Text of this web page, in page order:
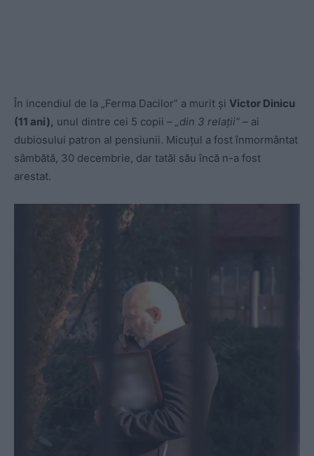
În incendiul de la „Ferma Dacilor” a murit și Victor Dinicu
(11 ani), unul dintre cei 5 copii – „din 3 relații” – ai
dubiosului patron al pensiunii. Micuțul a fost înmormântat
sâmbătă, 30 decembrie, dar tatăl său încă n-a fost
arestat.